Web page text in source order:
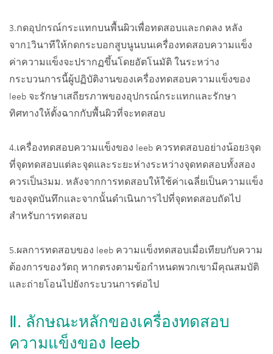
3.กดอุปกรณ์กระแทกบนพื้นผิวเพื่อทดสอบและกดลง หลัง
จาก1วินาทีให้กดกระบอกสูบนูนบนเครื่องทดสอบความแข็ง
ค่าความแข็งจะปรากฏขึ้นโดยอัตโนมัติ ในระหว่าง
กระบวนการนี้ผู้ปฏิบัติงานของเครื่องทดสอบความแข็งของ
leeb จะรักษาเสถียรภาพของอุปกรณ์กระแทกและรักษา
ทิศทางให้ตั้งฉากกับพื้นผิวที่จะทดสอบ
4.เครื่องทดสอบความแข็งของ leeb ควรทดสอบอย่างน้อย3จุด
ที่จุดทดสอบแต่ละจุดและระยะห่างระหว่างจุดทดสอบทั้งสอง
ควรเป็น3มม. หลังจากการทดสอบให้ใช้ค่าเฉลี่ยเป็นความแข็ง
ของจุดบันทึกและจากนั้นดำเนินการไปที่จุดทดสอบถัดไป
สำหรับการทดสอบ
5.ผลการทดสอบของ leeb ความแข็งทดสอบเมื่อเทียบกับความ
ต้องการของวัตถุ หากตรงตามข้อกำหนดพวกเขามีคุณสมบัติ
และถ่ายโอนไปยังกระบวนการต่อไป
Ⅱ. ลักษณะหลักของเครื่องทดสอบ
ความแข็งของ leeb